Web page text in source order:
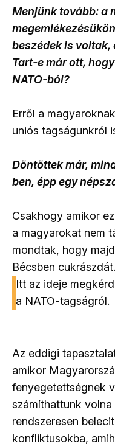
Menjünk tovább: a
beszédek is voltak,
Tart-e már ott,
NATO-ból?
Erről a
uniós tagságunkról
Döntöttek már,
ben, épp egy
Csakhogy amikor
a magyarokat nem
mondtak, hogy
Bécsben
Itt az ideje
a NATO-tagságról.
Az eddigi
amikor
fenyegetettségnek
számíthattunk
rendszeresen
konfliktusokba,